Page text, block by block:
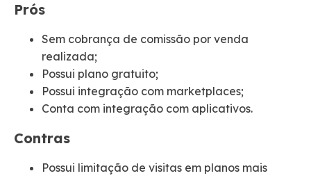
Prós
Sem cobrança de comissão por venda
realizada;
Possui plano gratuito;
Possui integração com marketplaces;
Conta com integração com aplicativos.
Contras
Possui limitação de visitas em planos mais